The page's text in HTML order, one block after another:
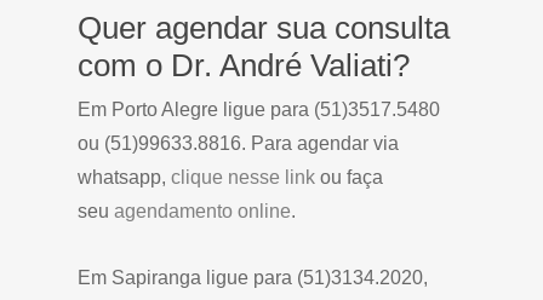
Quer agendar sua consulta
com o Dr. André Valiati?
Em Porto Alegre ligue para (51)3517.5480
ou (51)99633.8816. Para agendar via
whatsapp, clique nesse link ou faça
seu agendamento online.
Em Sapiranga ligue para (51)3134.2020,